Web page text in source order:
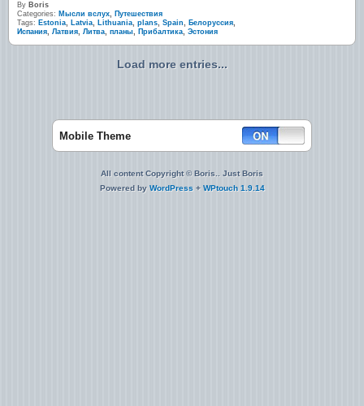
By Boris
Categories: Мысли вслух, Путешествия
Tags: Estonia, Latvia, Lithuania, plans, Spain, Белоруссия,
Испания, Латвия, Литва, планы, Прибалтика, Эстония
Load more entries...
Mobile Theme
All content Copyright © Boris.. Just Boris
Powered by WordPress + WPtouch 1.9.14